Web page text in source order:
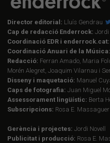
Director editorial: Lluís Gendrau
Cap de redacció Enderrock:
Coordinació EDR i enderrock.cat:
Coordinació Anuari de la Música:
Redacció: Ferran Amado, Maria
Morén Alegret, Joaquim Vilarnau i
Disseny i maquetació: Manuel
Caps de fotografia: Juan Miguel
Assessorament lingüístic: Berta
Subscripcions: Rosa E. Massaguer
Gerència i projectes: Jordi Novell
Publicitat i producció: Rosa E.